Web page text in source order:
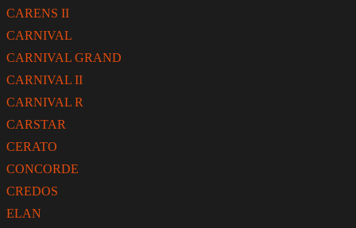
CARENS II
CARNIVAL
CARNIVAL GRAND
CARNIVAL II
CARNIVAL R
CARSTAR
CERATO
CONCORDE
CREDOS
ELAN